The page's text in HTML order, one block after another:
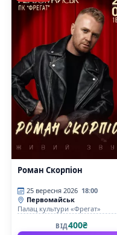
Роман Скорпіон
25 вересня 2026 18:00
Первомайськ
Палац культури «Фрегат»
ВІД400₴